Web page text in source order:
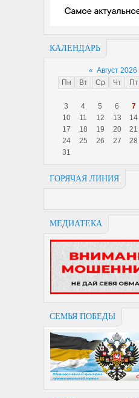
КАЛЕНДАРЬ
« Август 2026
Пн
Вт Ср Чт Пт
3
4 5 6 7
10
11 12 13 14
17
18 19 20 21
24
25 26 27 28
31
ГОРЯЧАЯ ЛИНИЯ
МЕДИАТЕКА
СЕМЬЯ ПОБЕДЫ